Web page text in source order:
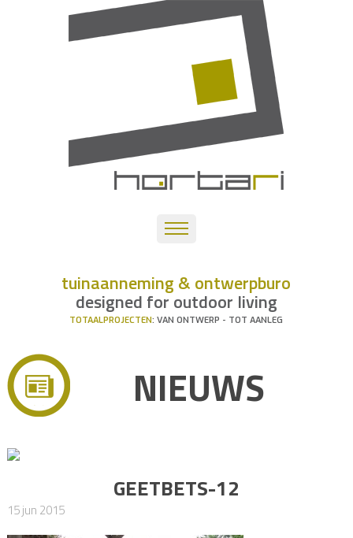
tuinaanneming & ontwerpburo
designed for outdoor living
TOTAALPROJECTEN: VAN ONTWERP - TOT AANLEG
NIEUWS
GEETBETS-12
15 jun 2015